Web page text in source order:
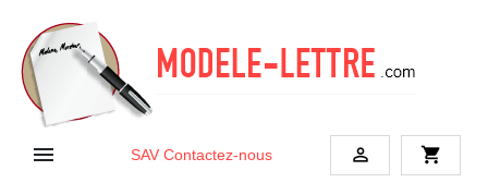
 SAV Contactez-nous  shopping_cart